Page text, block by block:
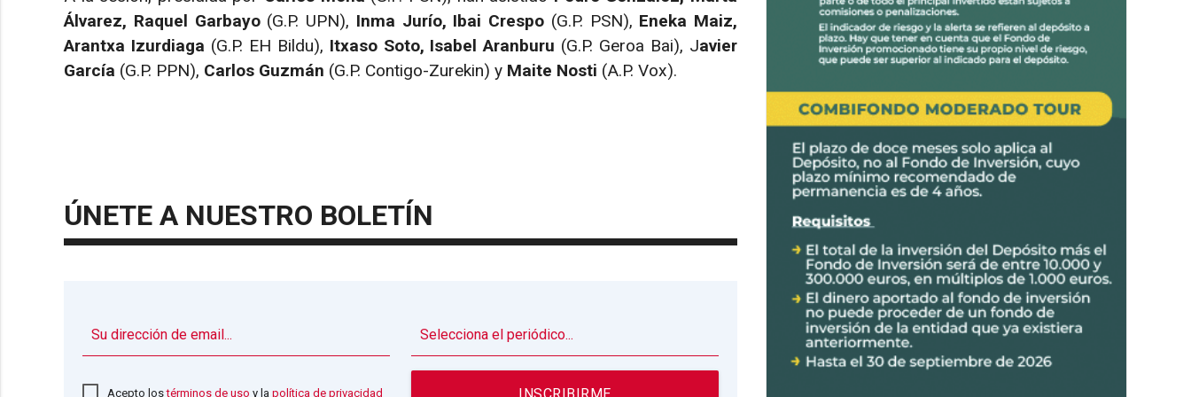
Álvarez, Raquel Garbayo(G.P. UPN), Inma Jurío, Ibai Crespo (G.P. PSN), Eneka Maiz,
Arantxa Izurdiaga (G.P. EH Bildu), Itxaso Soto, Isabel Aranburu (G.P. Geroa Bai), Javier
García (G.P. PPN), Carlos Guzmán (G.P. Contigo-Zurekin) y Maite Nosti (A.P. Vox).
ÚNETE A NUESTRO BOLETÍN
Acepto lostérminos de uso y la política de privacidad